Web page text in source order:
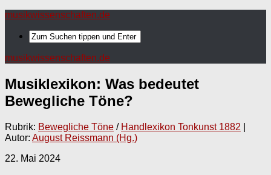
musikwissenschaften.de
musikwissenschaften.de
Musiklexikon: Was bedeutet
Bewegliche Töne?
Rubrik: Bewegliche Töne / Handlexikon Tonkunst 1882
Autor: August Reissmann (Hg.)
22. Mai 2024